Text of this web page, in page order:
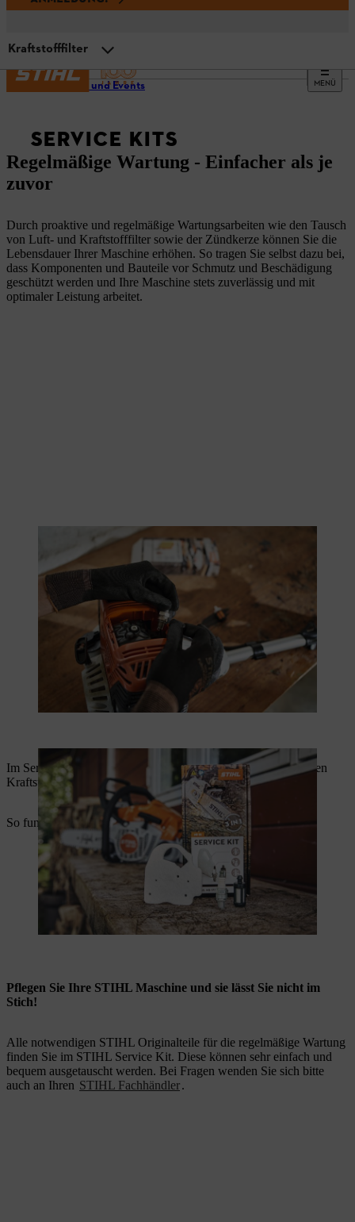
MENÜ
Service und Events
SERVICE KITS
Regelmäßige Wartung - Einfacher als je
zuvor
Durch proaktive und regelmäßige Wartungsarbeiten wie den Tausch
von Luft- und Kraftstofffilter sowie der Zündkerze können Sie die
Lebensdauer Ihrer Maschine erhöhen. So tragen Sie selbst dazu bei,
dass Komponenten und Bauteile vor Schmutz und Beschädigung
geschützt werden und Ihre Maschine stets zuverlässig und mit
optimaler Leistung arbeitet.
Im Service Kit erhalten Sie dafür die passende Zündkerze, einen
Kraftstofffilter sowie einen Luftfilter.
So funktioniert der Tausch der Komponenten:
Kraftstofffilter
Zündkerze
Pflegen Sie Ihre STIHL Maschine und sie lässt Sie nicht im
Stich!
Alle notwendigen STIHL Originalteile für die regelmäßige Wartung
finden Sie im STIHL Service Kit. Diese können sehr einfach und
bequem ausgetauscht werden. Bei Fragen wenden Sie sich bitte
auch an Ihren STIHL Fachhändler.